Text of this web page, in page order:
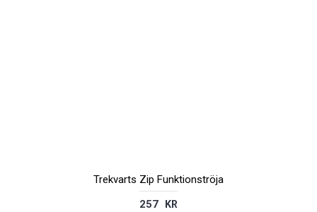
Trekvarts Zip Funktionströja
257 KR